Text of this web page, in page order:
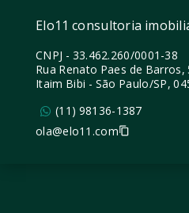
Elo11 consultoria
CNPJ - 33.462.260/0001-38
Rua Renato Paes de
Itaim Bibi - São Paulo/SP,
(11) 98136-1387
ola@elo11.com